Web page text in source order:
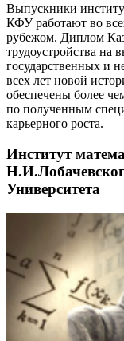
Выпускники
КФУ работают во
рубежом. Диплом
трудоустройства на
государственных и
всех лет новой
обеспечены более
по полученным
карьерного роста.
Институт
Университета